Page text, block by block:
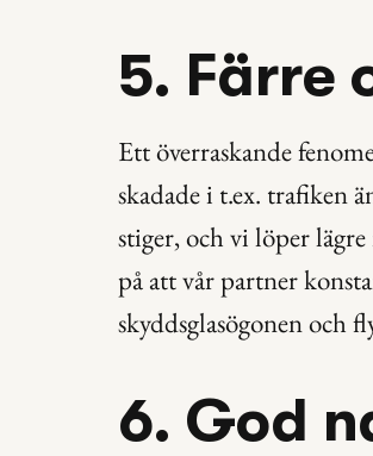
5. Färre
Ett överraskande
skadade i t.ex. trafiken
stiger, och vi löper
på att vår partner
skyddsglasögonen och
6. God